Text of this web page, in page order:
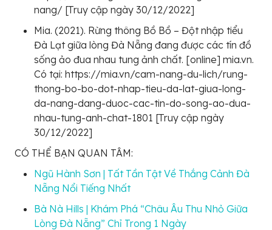
nang/ [Truy cập ngày 30/12/2022]
Mia. (2021). Rừng thông Bồ Bồ – Đột nhập tiểu
Đà Lạt giữa lòng Đà Nẵng đang được các tín đồ
sống ảo đua nhau tung ảnh chất. [online] mia.vn.
Có tại: https://mia.vn/cam-nang-du-lich/rung-
thong-bo-bo-dot-nhap-tieu-da-lat-giua-long-
da-nang-dang-duoc-cac-tin-do-song-ao-dua-
nhau-tung-anh-chat-1801 [Truy cập ngày
30/12/2022]
CÓ THỂ BẠN QUAN TÂM:
Ngũ Hành Sơn | Tất Tần Tật Về Thắng Cảnh Đà
Nẵng Nổi Tiếng Nhất
Bà Nà Hills | Khám Phá “Châu Âu Thu Nhỏ Giữa
Lòng Đà Nẵng” Chỉ Trong 1 Ngày